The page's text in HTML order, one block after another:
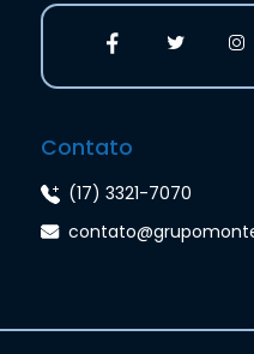
Contato
(17) 3321-7070